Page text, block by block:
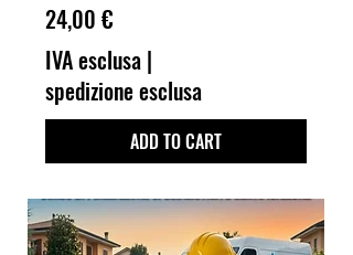
Prezzo
24,00 €
IVA esclusa |
spedizione esclusa
ADD TO CART